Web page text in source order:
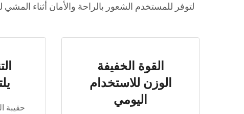
لتوفر للمستخدم الشعور بالراحة والأمان أثناء
القوة الخفيفة
الوزن للاستخدام
اليومي